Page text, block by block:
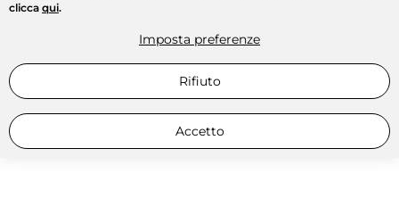
clicca qui.
Imposta preferenze
Rifiuto
Accetto